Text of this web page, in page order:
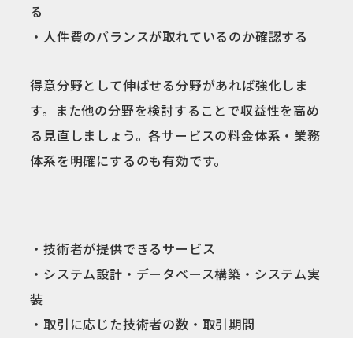
る
・人件費のバランスが取れているのか確認する
得意分野として伸ばせる分野があれば強化しま
す。また他の分野を検討することで収益性を高め
る見直しましょう。各サービスの料金体系・業務
体系を明確にするのも有効です。
・技術者が提供できるサービス
・システム設計・データベース構築・システム実
装
・取引に応じた技術者の数・取引期間